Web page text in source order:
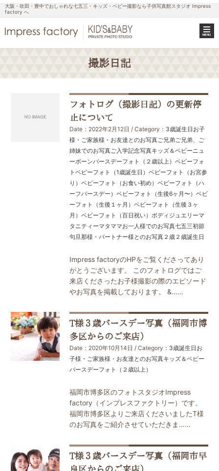
大阪・吹田・豊中でおしゃれな七五三・キッズ・ベビー撮影なら子供写真館スタジオ Impress
factory へ
MENU
撮影日記
フォトログ（撮影日記）の更新停
止について
Date：2022年2月12日 / Category： 3歳誕生日 お子
様・ご家族様・お友達とのお写真ご兄弟ご兄弟、ご
姉妹でのお写真ご入学記念写真キッズ＆ベビーニュ
ーボーンバースデーフォト（２歳以上）ベビーフォ
トベビーフォト（1歳誕生日）ベビーフォト（お宮参
り）ベビーフォト（お食い初め）ベビーフォト（ハ
ーフバースデー）ベビーフォト（生後6ヶ月〜）ベビ
ーフォト（生後１ヶ月）ベビーフォト（生後３ヶ
月）ベビーフォト（百日祝い）ボディジュエリーマ
タニティーマタママお一人様でのお写真七五三初節
句旦那様・パートナー様とのお写真 ２歳 ２歳誕生日
Impress factoryのHPをご覧くださってあり
がとうございます。 このフォトログではご
来店くださったお子様撮影の際のエピソード
やお写真を掲載しております。 &……
T様３歳バースデー写真（福岡市博
多区からのご来店）
Date：2020年10月14日 / Category： 3歳誕生日 お
子様・ご家族様・お友達とのお写真キッズ＆ベビー
バースデーフォト（２歳以上）
福岡市博多区のフォトスタジオImpress
factory（インプレスファクトリー）です。
福岡市博多区よりご来店くださいましたT様
のお写真をご紹介させていただきま……
T様３歳バースデー写真（福岡市早
良区からのご来店）